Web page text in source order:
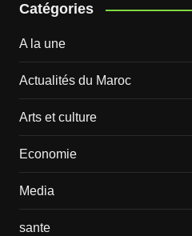
Catégories
A la une
Actualités du Maroc
Arts et culture
Economie
Media
sante